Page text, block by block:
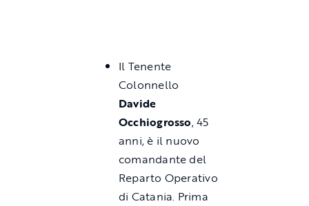
Il Tenente
Colonnello
Davide
Occhiogrosso, 45
anni, è il nuovo
comandante del
Reparto Operativo
di Catania. Prima